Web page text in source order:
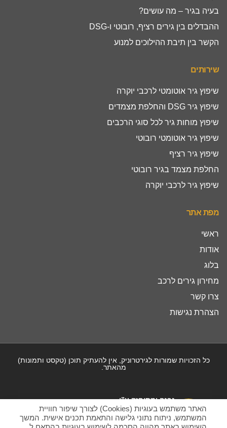
בעיה בגיר – מה עושים?
ההבדלים בין גירים רציף, רובוטי ו-DSG
הקשר בין תיבת ההילוכים למנוע
שירותים
שיפוץ גיר אוטומטי לרכבי יוקרה
שיפוץ גיר DSG והחלפת מצמדים
שיפוץ מוחות גיר לכל סוגי הרכבים
שיפוץ גיר אוטומטי רובוטי
שיפוץ גיר רציף
החלפת מצמד בגיר רובוטי
שיפוץ גיר לרכבי יוקרה
מפת אתר
ראשי
אודות
בלוג
מחירון גירים לרכב
צרו קשר
הצהרת נגישות
כל הזכויות שמורות לגירטרוניק, אין להעתיק תוכן (טקסט ותמונות)
מהאתר.
נבנה ומתוחזק ע”י
האתר משתמש בעוגיות (Cookies) לצורך שיפור חוויית
המשתמש, ניתוח נתוני גלישה והתאמת תכנים אישית. המשך